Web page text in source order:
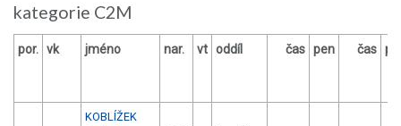
kategorie C2M
por. vk jméno nar. vt oddíl čas pen čas
KOBLÍŽEK